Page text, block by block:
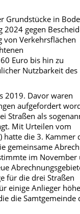
Grundstücke in
gegen
von Verkehrsflächen
Euro bis hin zu
Nutzbarkeit des
2019. Davor waren
aufgefordert
Straßen als
Mit Urteilen vom
die 3. Kammer
gemeinsame
im November
für die drei Straßen
einige Anlieger
die Samtgemeinde